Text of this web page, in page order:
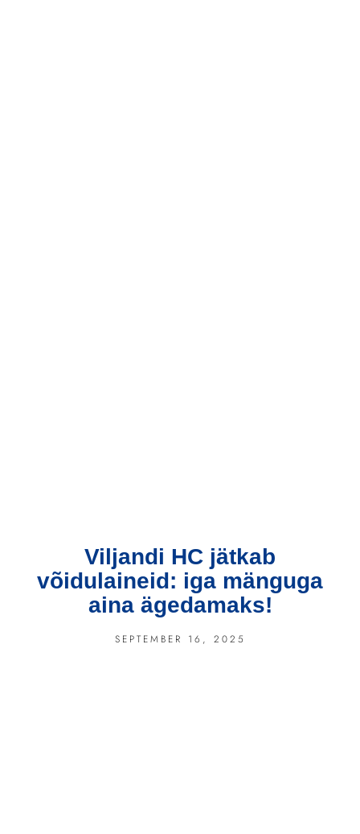
Viljandi HC jätkab
võidulaineid: iga mänguga
aina ägedamaks!
SEPTEMBER 16, 2025